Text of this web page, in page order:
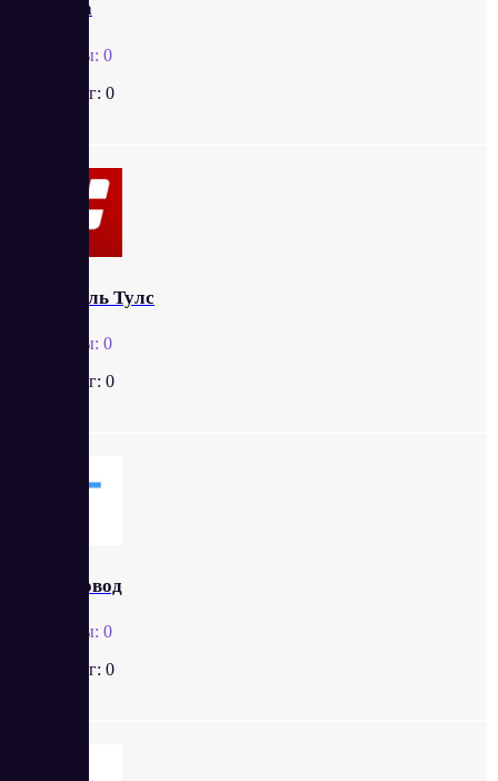
ТЗшка
Отзывы: 0
Рейтинг: 0
Пиксель Тулс
Отзывы: 0
Рейтинг: 0
Текстовод
Отзывы: 0
Рейтинг: 0